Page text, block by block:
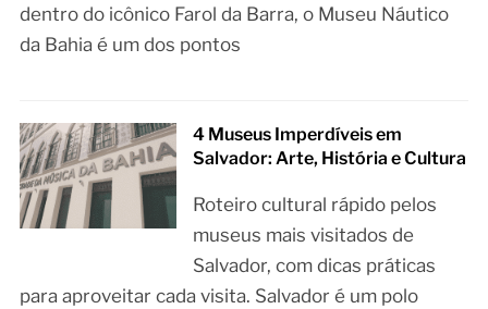
dentro do icônico Farol da Barra, o Museu Náutico
da Bahia é um dos pontos
4 Museus Imperdíveis em
Salvador: Arte, História e Cultura
Roteiro cultural rápido pelos
museus mais visitados de
Salvador, com dicas práticas
para aproveitar cada visita. Salvador é um polo